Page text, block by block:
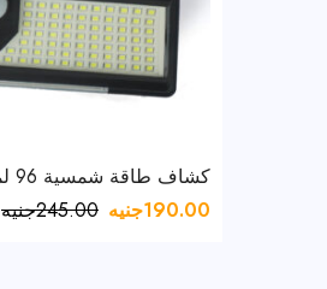
كشاف طاقة شمسية 96 لمبة
190.00جنيه 245.00جنيه